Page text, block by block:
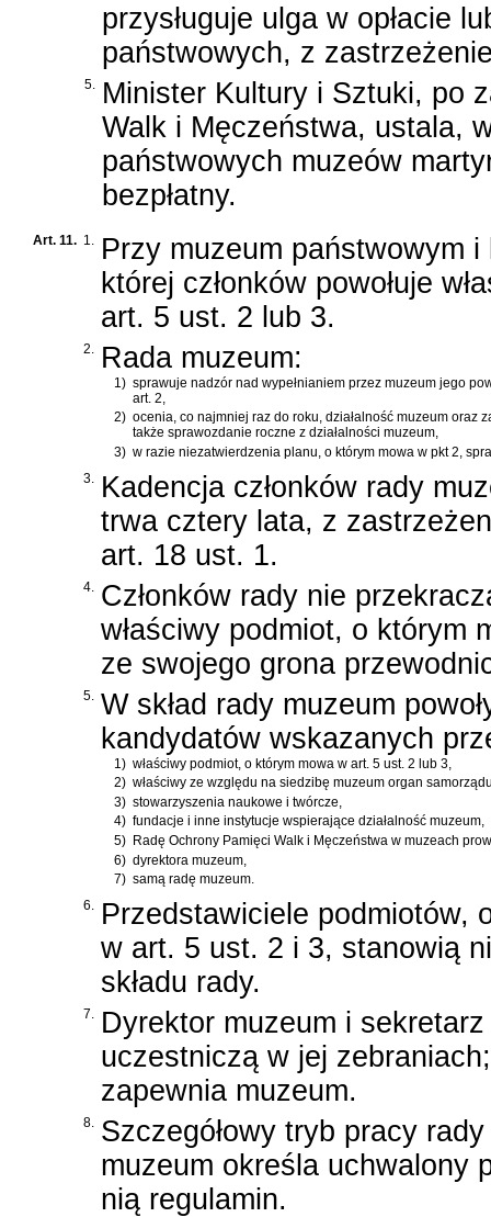
przysługuje ulga w opłacie
państwowych, z
5. Minister Kultury i Sztuki, po
Walk i Męczeństwa, ustala,
państwowych muzeów
bezpłatny.
Art. 11. 1. Przy muzeum państwowym i
której członków powołuje
art. 5 ust. 2 lub 3.
2. Rada muzeum:
1) sprawuje nadzór nad wypełnianiem przez muzeum jego
art. 2,
2) ocenia, co najmniej raz do roku, działalność muzeum oraz
także sprawozdanie roczne z działalności muzeum,
3) w razie niezatwierdzenia planu, o którym mowa w pkt 2,
3.
Kadencja członków rady
trwa cztery lata, z
art. 18 ust. 1.
4.
Członków rady nie
właściwy podmiot, o którym
ze swojego grona
5.
W skład rady muzeum
kandydatów wskazanych
1) właściwy podmiot, o którym mowa w art. 5 ust. 2 lub 3,
2) właściwy ze względu na siedzibę muzeum organ
3) stowarzyszenia naukowe i twórcze,
4) fundacje i inne instytucje wspierające działalność muzeum,
5) Radę Ochrony Pamięci Walk i Męczeństwa w muzeach
6) dyrektora muzeum,
7) samą radę muzeum.
6.
Przedstawiciele podmiotów,
w art. 5 ust. 2 i 3, stanowią
składu rady.
7.
Dyrektor muzeum i
uczestniczą w jej
zapewnia muzeum.
8.
Szczegółowy tryb pracy rady
muzeum określa uchwalony
nią regulamin.